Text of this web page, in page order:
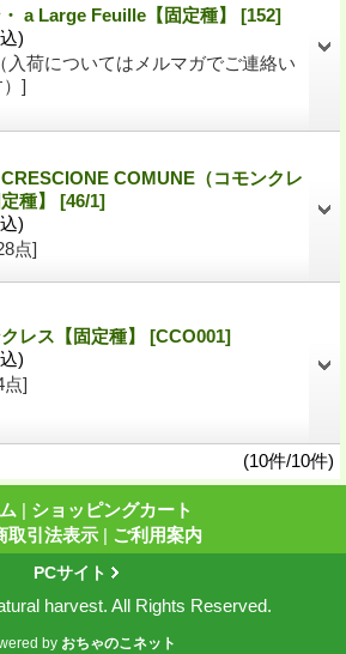
a Large Feuille【固定種】 [152]
)
入荷についてはメルマガでご連絡い
]
COMUNE（コモンクレ
種】 [46/1]
)
点]
レス【固定種】 [CCO001]
)
点]
(10件/10件)
| ショッピングカート
取引法表示 | ご利用案内
PCサイト
harvest. All Rights Reserved.
by おちゃのこネット